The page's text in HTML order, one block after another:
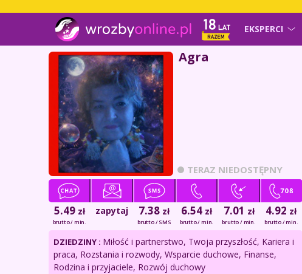
EKSPERCI
Agra
TERAZ NIEDOSTĘPNY
5.49 zł
brutto / min.
zapytaj 7.38 zł
brutto / SMS
6.54 zł
brutto / min.
7.01 zł
brutto / min.
4.92 zł
brutto / min.
DZIEDZINY : Miłość i partnerstwo, Twoja przyszłość, Kariera i
praca, Rozstania i rozwody, Wsparcie duchowe, Finanse,
Rodzina i przyjaciele, Rozwój duchowy